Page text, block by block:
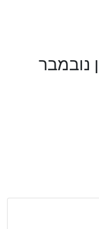
נובמבר